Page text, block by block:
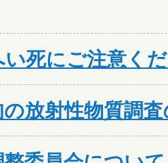
死にご注意く
放射性物質調